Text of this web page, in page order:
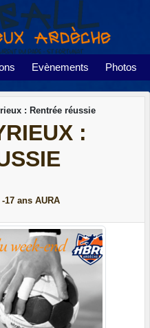
Evènements Photos
: Rentrée réussie
:
-17 ans AURA